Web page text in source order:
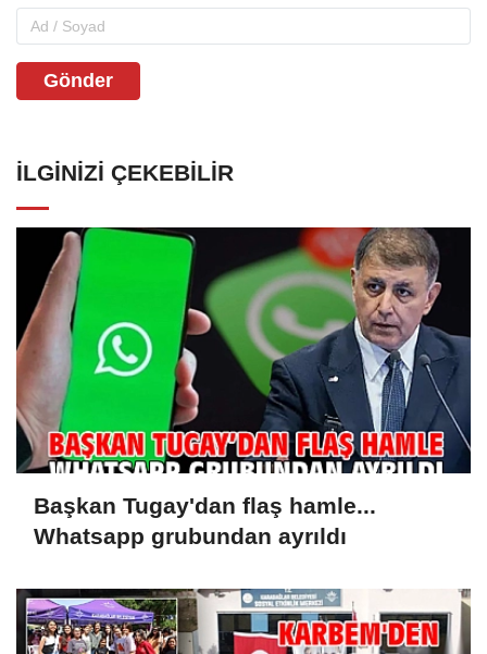
Gönder
İLGINIZI ÇEKEBILIR
Başkan Tugay'dan flaş hamle...
Whatsapp grubundan ayrıldı